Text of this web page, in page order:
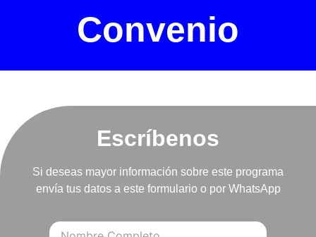
Convenio
Escríbenos
Si deseas mayor información sobre este programa
envía tus datos a este formulario o por WhatsApp